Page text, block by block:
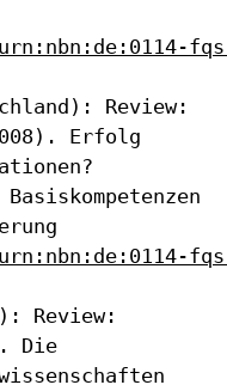
Review:
Erfolg
Basiskompetenzen
Review:
Die